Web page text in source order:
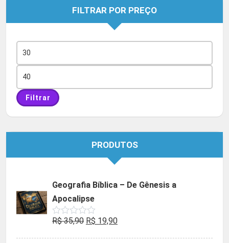
FILTRAR POR PREÇO
mínimo
máximo
Filtrar
PRODUTOS
Geografia Bíblica – De Gênesis a
Apocalipse
Avaliação
de
R$35,90 O
R$ 19,90O